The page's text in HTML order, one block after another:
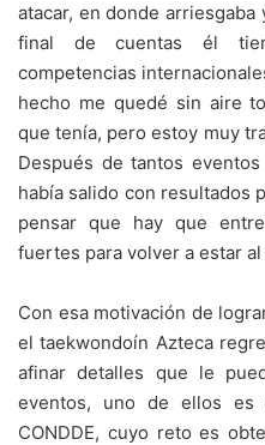
atacar, en donde
final de cuentas él
competencias
hecho me quedé sin aire
que tenía, pero estoy muy
Después de tantos
había salido con resultados
pensar que hay que
fuertes para volver a estar al
Con esa motivación de
el taekwondoín Azteca
afinar detalles que le
eventos, uno de ellos es
CONDDE, cuyo reto es